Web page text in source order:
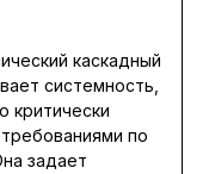
каскадный
системность,
критически
по
задает